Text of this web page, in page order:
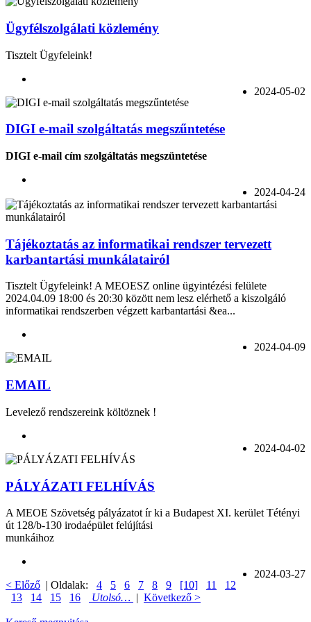
Ügyfélszolgálati közlemény
Tisztelt Ügyfeleink!
2024-05-02
DIGI e-mail szolgáltatás megszűntetése
DIGI e-mail cím szolgáltatás megszüntetése
2024-04-24
Tájékoztatás az informatikai rendszer tervezett
karbantartási munkálatairól
Tisztelt Ügyfeleink! A MEOESZ online ügyintézési felülete
2024.04.09 18:00 és 20:30 között nem lesz elérhető a kiszolgáló
informatikai rendszerben végzett karbantartási &ea...
2024-04-09
EMAIL
Levelező rendszereink költöznek !
2024-04-02
PÁLYÁZATI FELHÍVÁS
A MEOE Szövetség pályázatot ír ki a Budapest XI. kerület Tétényi
út 128/b-130 irodaépület felújítási
munkáihoz
2024-03-27
< Előző | Oldalak: 4 5 6 7 8 9 [10] 11
12
13
14 15 16 Utolsó… | Következő >